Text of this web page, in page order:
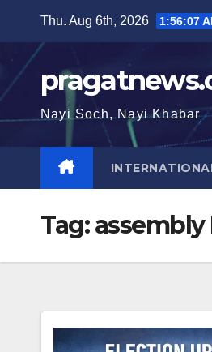
content
Thu. Aug 6th, 2026 1:56:08
Nayi Soch, Nayi Khabar
Tag:assembly